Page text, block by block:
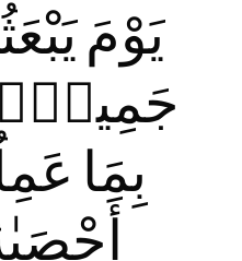
يَوْمَ
جَمِيعًۭا
بِمَا